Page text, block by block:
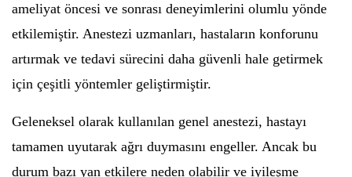
ameliyat öncesi ve sonrası deneyimlerini olumlu yönde
etkilemiştir. Anestezi uzmanları, hastaların konforunu
artırmak ve tedavi sürecini daha güvenli hale getirmek
için çeşitli yöntemler geliştirmiştir.
Geleneksel olarak kullanılan genel anestezi, hastayı
tamamen uyutarak ağrı duymasını engeller. Ancak bu
durum bazı yan etkilere neden olabilir ve iyileşme